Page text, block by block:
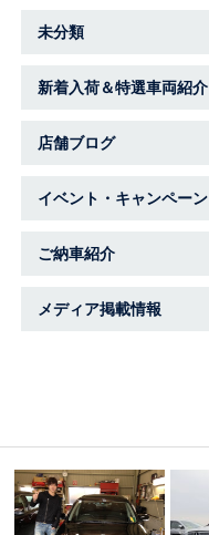
未分類
新着入荷＆特選車両紹介
店舗ブログ
イベント・キャンペーン
ご納車紹介
メディア掲載情報